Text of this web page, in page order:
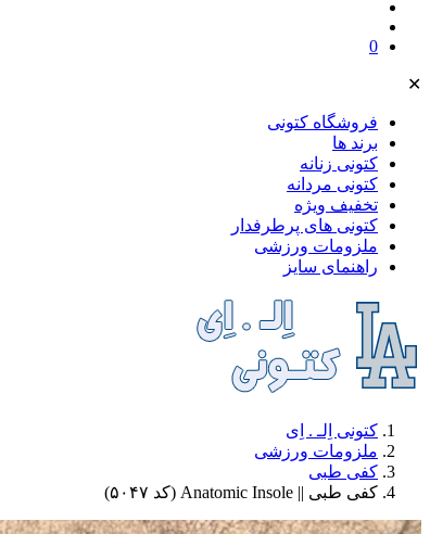
0
✕
فروشگاه کتونی
برند ها
کتونی زنانه
کتونی مردانه
تخفیف ویژه
کتونی های پرطرفدار
ملز‌ومات ورزشی
راهنمای سایز
کتونی اِلـ . اِی
ملز‌ومات ورزشی
کفی طبی
کفی طبی || Anatomic Insole (کد ۵۰۴۷)